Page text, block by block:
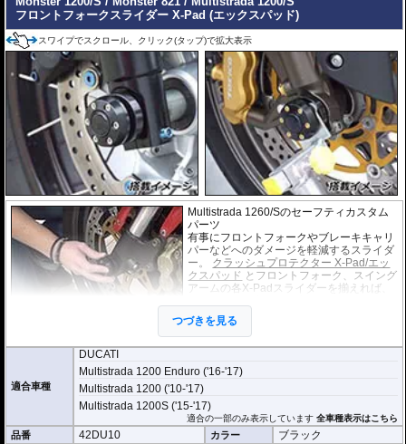
フロントフォークスライダー X-Pad (エックスパッド)
スワイプでスクロール、クリック(タップ)で拡大表示
Multistrada 1260/Sのセーフティカスタム
パーツ
有事にフロントフォークやブレーキキャリ
パーなどへのダメージを軽減するスライダ
ー。 クラッシュプロテクター X-Pad/エッ
クスパッド とフロントフォーク、スイング
アームの各X-Padスライダーを揃えれば、
またスライダーには中央に切欠きがあり、
汎用のバイクスタンドを使用することがで
きます。(厚さ 2.5mm~7.5mmまで対応)
つづきを見る
適合車種
DUCATI
Multistrada 1200 Enduro ('16-'17)
Multistrada 1200 ('10-'17)
Multistrada 1200S ('15-'17)
適合の一部のみ表示しています全車種表示はこちら
品番 42DU10 カラー ブラック